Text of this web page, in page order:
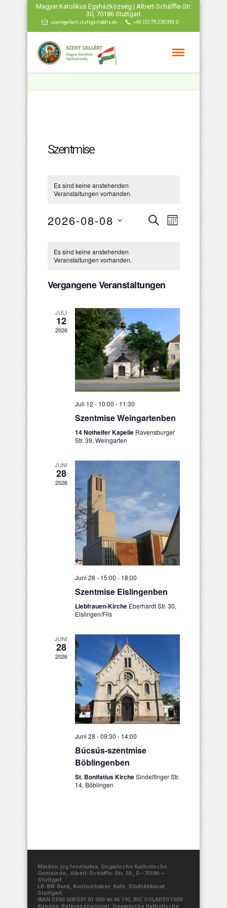
Magyar Katolikus Egyházközség | Albert-Schäffle-Str.
30, 70186 Stuttgart
szentgellert.stuttgart@drs.de +49 (0) 711 236 919 0
Szentmise
Es sind keine anstehenden
Veranstaltungen vorhanden.
Suche
Monat
2026-08-08
Kalender
von
Veranstaltungen
Es sind keine anstehenden
Veranstaltungen vorhanden.
Vergangene Veranstaltungen
JULI
12
2026
Juli 12 - 10:00 - 11:30
Szentmise Weingartenben
14 Nothelfer Kapelle Ravensburger
Str. 39, Weingarten
JUNI
28
2026
Juni 28 - 15:00 - 18:00
Szentmise Eislingenben
Liebfrauen-Kirche Eberhardt Str. 30,
Eislingen/Fils
JUNI
28
2026
Juni 28 - 09:30 - 14:00
Búcsús-szentmise
Böblingenben
St. Bonifatius KircheSindelfinger Str.
14, Böblingen
Minden jog fenntartva. Ungarische Katholische
Gemeinde, Albert-Schäffle-Str. 30., D–70186 –
Stuttgart
LB-BW Bank, Kontoinhaber: Kath. Stadtdekanat
Stuttgart
IBAN DE63 600 501 01 000 46 46 192, BIC SOLADEST600
Kunden-Referenznummer: Ungarische Katholische